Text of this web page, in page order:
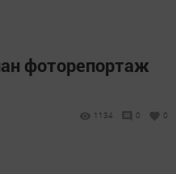
фоторепортаж
1134 0 0